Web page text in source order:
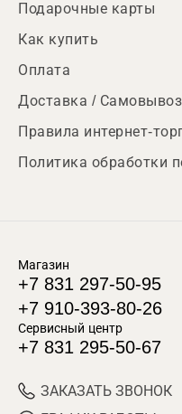
Подарочные карты
Как купить
Оплата
Доставка / Самовывоз
Правила интернет-
Политика обработки
Магазин
+7 831 297-50-95
+7 910-393-80-26
Сервисный центр
+7 831 295-50-67
ЗАКАЗАТЬ ЗВОНОК